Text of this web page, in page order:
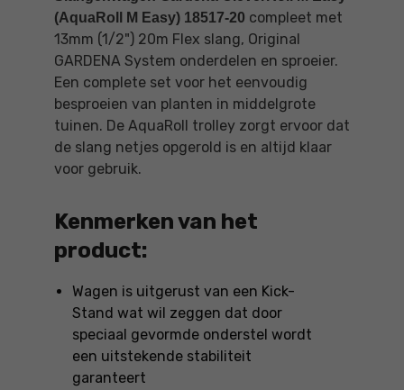
(AquaRoll M Easy) 18517-20 compleet met
13mm (1/2") 20m Flex slang, Original
GARDENA System onderdelen en sproeier.
Een complete set voor het eenvoudig
besproeien van planten in middelgrote
tuinen. De AquaRoll trolley zorgt ervoor dat
de slang netjes opgerold is en altijd klaar
voor gebruik.
Kenmerken van het
product:
Wagen is uitgerust van een Kick-
Stand wat wil zeggen dat door
speciaal gevormde onderstel wordt
een uitstekende stabiliteit
garanteert